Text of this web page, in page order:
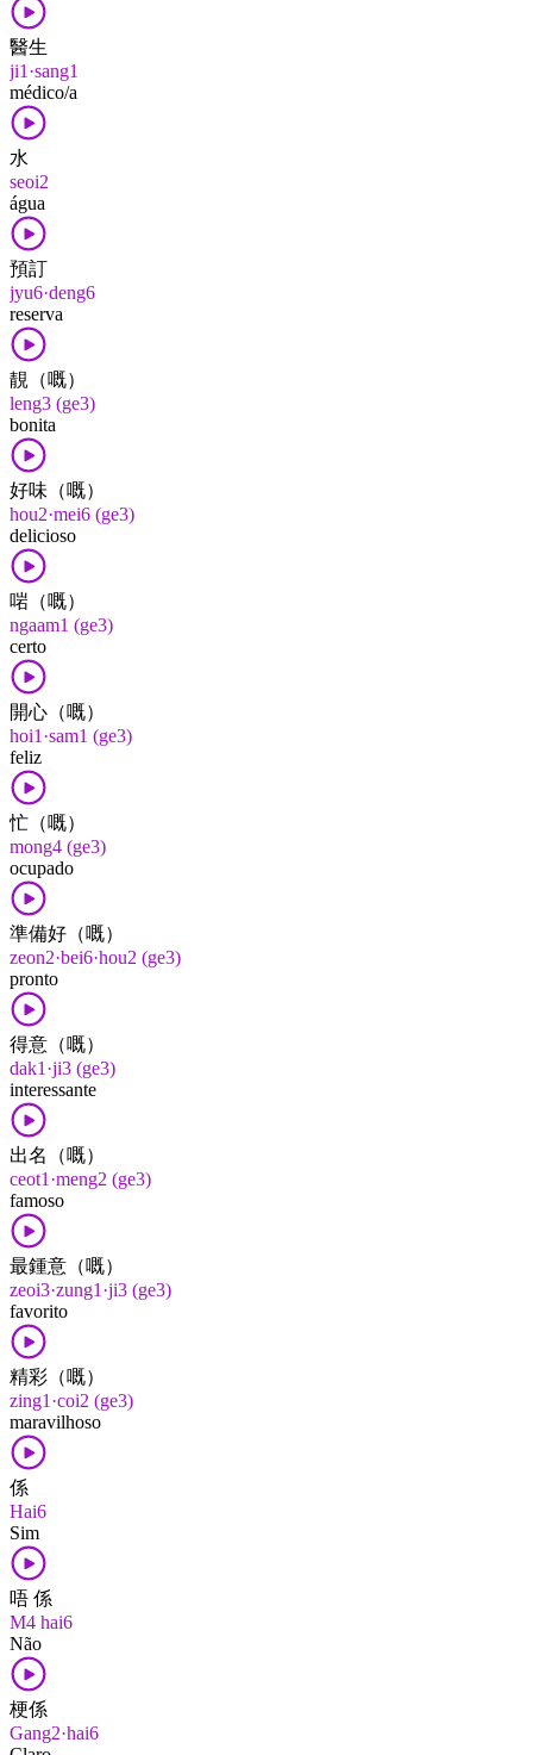
醫生
ji1·sang1
médico/a
水
seoi2
água
預訂
jyu6·deng6
reserva
靚（嘅）
leng3 (ge3)
bonita
好味（嘅）
hou2·mei6 (ge3)
delicioso
啱（嘅）
ngaam1 (ge3)
certo
開心（嘅）
hoi1·sam1 (ge3)
feliz
忙（嘅）
mong4 (ge3)
ocupado
準備好（嘅）
zeon2·bei6·hou2 (ge3)
pronto
得意（嘅）
dak1·ji3 (ge3)
interessante
出名（嘅）
ceot1·meng2 (ge3)
famoso
最鍾意（嘅）
zeoi3·zung1·ji3 (ge3)
favorito
精彩（嘅）
zing1·coi2 (ge3)
maravilhoso
係
Hai6
Sim
唔 係
M4 hai6
Não
梗係
Gang2·hai6